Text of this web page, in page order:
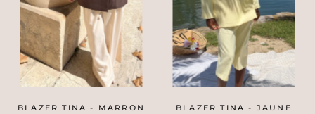
BLAZER TINA - MARRON
BLAZER TINA - JAUNE